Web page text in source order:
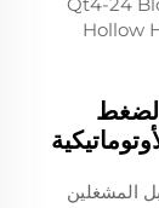
الضغط
المشغلين